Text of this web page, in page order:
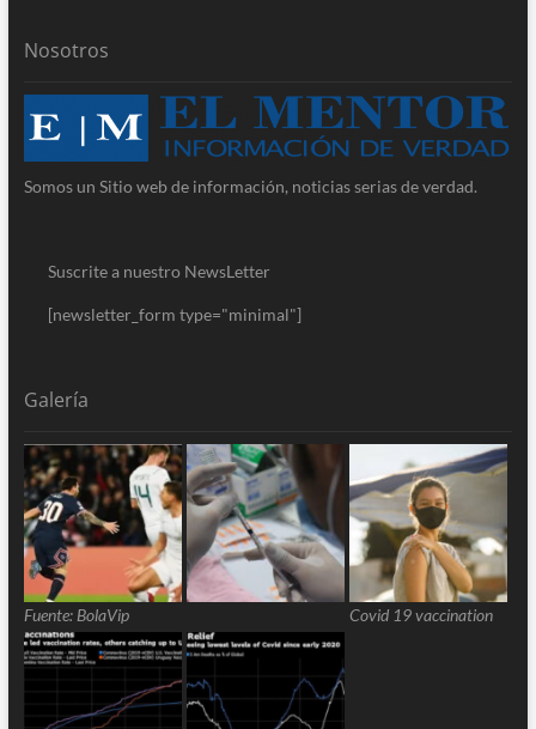
Nosotros
Somos un Sitio web de información, noticias serias de verdad.
Suscrite a nuestro NewsLetter
[newsletter_form type="minimal"]
Galería
Fuente: BolaVip Covid 19 vaccination